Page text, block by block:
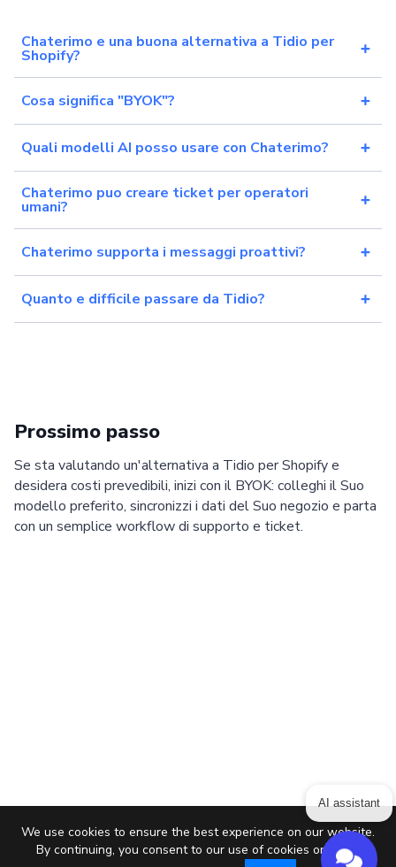
We use cookies to ensure the best experience on our website.
By continuing, you consent to our use of cookies or setup
Chaterimo e una buona alternativa a Tidio per
Shopify?
Cosa significa "BYOK"?
Quali modelli AI posso usare con Chaterimo?
Chaterimo puo creare ticket per operatori
umani?
Chaterimo supporta i messaggi proattivi?
Quanto e difficile passare da Tidio?
Prossimo passo
Se sta valutando un'alternativa a Tidio per Shopify e
desidera costi prevedibili, inizi con il BYOK: colleghi il Suo
modello preferito, sincronizzi i dati del Suo negozio e parta
con un semplice workflow di supporto e ticket.
AI assistant